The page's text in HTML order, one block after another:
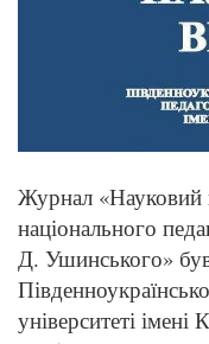
Журнал «Науковий
національного
Д. Ушинського»
університеті